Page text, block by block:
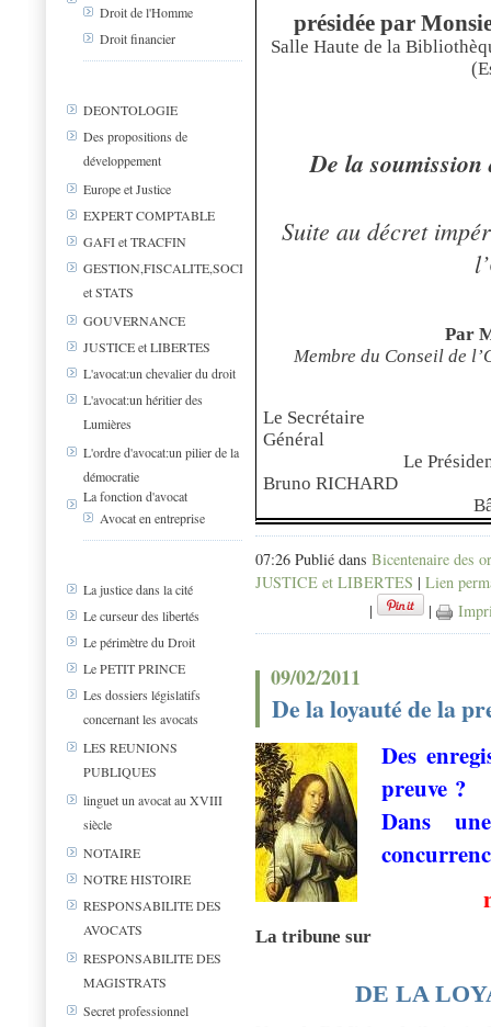
Droit de l'Homme
Droit financier
DEONTOLOGIE
Des propositions de
développement
Europe et Justice
EXPERT COMPTABLE
GAFI et TRACFIN
GESTION,FISCALITE,SOCIAL
et STATS
GOUVERNANCE
JUSTICE et LIBERTES
L'avocat:un chevalier du droit
L'avocat:un héritier des
Lumières
L'ordre d'avocat:un pilier de la
démocratie
La fonction d'avocat
Avocat en entreprise
La justice dans la cité
Le curseur des libertés
Le périmètre du Droit
Le PETIT PRINCE
Les dossiers législatifs
concernant les avocats
LES REUNIONS
PUBLIQUES
linguet un avocat au XVIII
siècle
NOTAIRE
NOTRE HISTOIRE
RESPONSABILITE DES
AVOCATS
RESPONSABILITE DES
MAGISTRATS
Secret professionnel
présidée par
Salle Haute de la
De la
Suite au décret
Par
Membre du Conseil de
Le Secrétaire
Général
Le
Bruno RICHARD
07:26 Publié dans Bicentenaire des
JUSTICE et LIBERTES | Lien
|
|
09/02/2011
De la loyauté de la
Des
preuve ?
Dans
La tribune sur
DE LA